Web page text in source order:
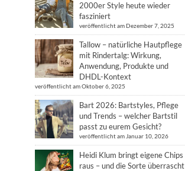
2000er Style heute wieder
fasziniert
veröffentlicht am Dezember 7, 2025
Tallow – natürliche Hautpflege
mit Rindertalg: Wirkung,
Anwendung, Produkte und
DHDL-Kontext
veröffentlicht am Oktober 6, 2025
Bart 2026: Bartstyles, Pflege
und Trends – welcher Bartstil
passt zu eurem Gesicht?
veröffentlicht am Januar 10, 2026
Heidi Klum bringt eigene Chips
raus – und die Sorte überrascht